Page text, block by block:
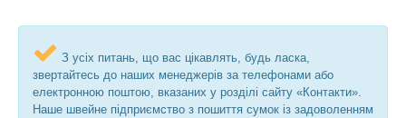
З усіх питань, що вас цікавлять, будь ласка,
звертайтесь до наших менеджерів за телефонами або
електронною поштою, вказаних у розділі сайту «Контакти».
Наше швейне підприємство з пошиття сумок із задоволенням